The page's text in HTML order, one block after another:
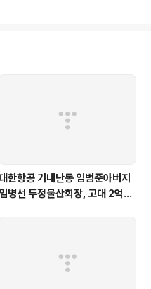
운 주변에 ‘곳곳이 지뢰밭’ ‘도처
대한항공 기내난동 임범준아버지
임병선 두정물산회장, 고대 2억기